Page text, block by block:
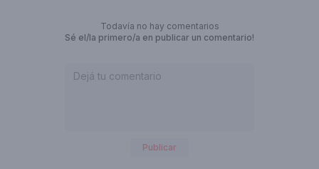
Todavía no hay comentarios
Sé el/la primero/a en publicar un comentario!
Publicar